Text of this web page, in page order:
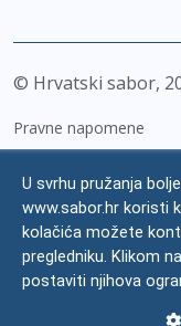
© Hrvatski sabor,
Pravne napomene
Zaštita osobnih
Impressum
Česta pitanja
U svrhu pružanja
www.sabor.hr koristi
kolačića možete
pregledniku. Klikom
postaviti njihova